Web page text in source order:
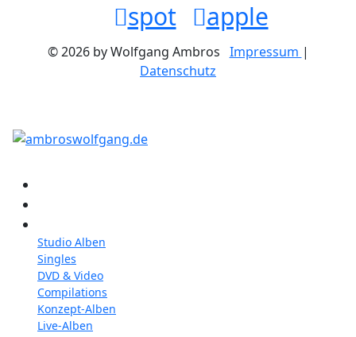
spot
apple
© 2026 by Wolfgang Ambros Impressum |
Datenschutz
Studio Alben
Singles
DVD & Video
Compilations
Konzept-Alben
Live-Alben